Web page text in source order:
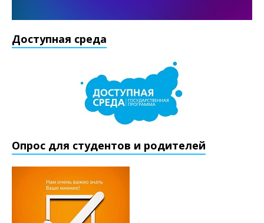
Доступная среда
Опрос для студентов и родителей